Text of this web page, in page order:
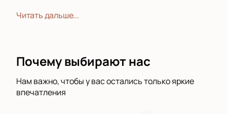
окажитесь в центре борьбы за выход в полуфинал.
настоящие спортивные эмоции. Каждый бросок
меняет ход встречи, поддержка трибун заряжает
игроков энергией.
Читать дальше...
Почему выбирают нас
Нам важно, чтобы у вас остались только яркие
впечатления